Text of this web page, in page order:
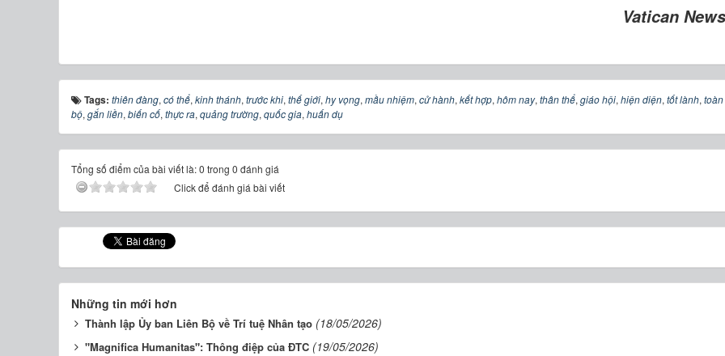
Vatican News
Tags: thiên đàng, có thể, kinh thánh, trước khi, thế giới, hy vọng, mầu nhiệm, cử hành, kết hợp, hôm nay, thân thể, giáo hội, hiện diện, tốt lành, toàn
bộ, gắn liền, biến cố, thực ra, quảng trường, quốc gia, huấn dụ
Tổng số điểm của bài viết là: 0 trong 0 đánh giá
Click để đánh giá bài viết
Những tin mới hơn
Thành lập Ủy ban Liên Bộ về Trí tuệ Nhân tạo (18/05/2026)
"Magnifica Humanitas": Thông điệp của ĐTC (19/05/2026)